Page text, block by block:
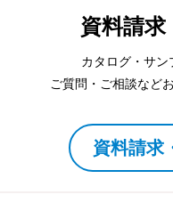
資料請
カタログ・サン
ご質問・ご相談など
資料請求